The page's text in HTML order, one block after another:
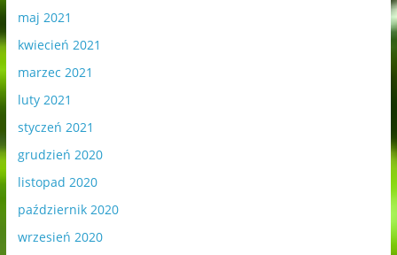
maj 2021
kwiecień 2021
marzec 2021
luty 2021
styczeń 2021
grudzień 2020
listopad 2020
październik 2020
wrzesień 2020